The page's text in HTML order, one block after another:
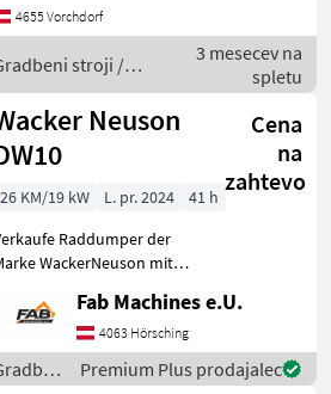
Yanmar-Diesel-
3TNV76-XNSV STUFE
- 19 PS - Ohne
4655 Vorchdorf
stroji /
Neuson
3 mesecev na
spletu
Neuson
Cena
na
zahtevo
26 KM/19 kW L. pr. 2024
41 h
Raddumper der
WackerNeuson mit
Vorführgerät mit sehr
wenigen Stunden.
Einzelgenehmigung
Fab Machines e.U.
4063 Hörsching
Premium Plus prodajalec